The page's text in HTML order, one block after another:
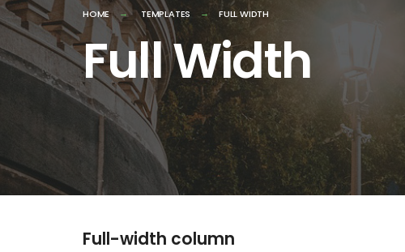
HOME TEMPLATES FULL WIDTH
Full Width
Full-width column